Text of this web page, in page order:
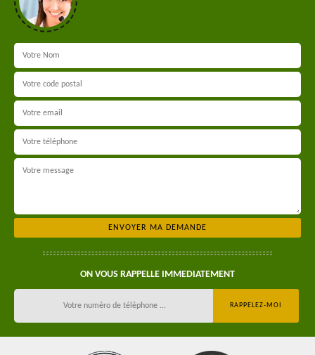
ON VOUS RAPPELLE IMMEDIATEMENT